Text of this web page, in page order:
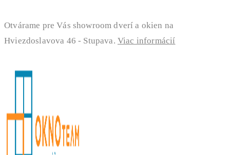
Otvárame pre Vás showroom dverí a okien na
Hviezdoslavova 46 - Stupava. Viac informácií